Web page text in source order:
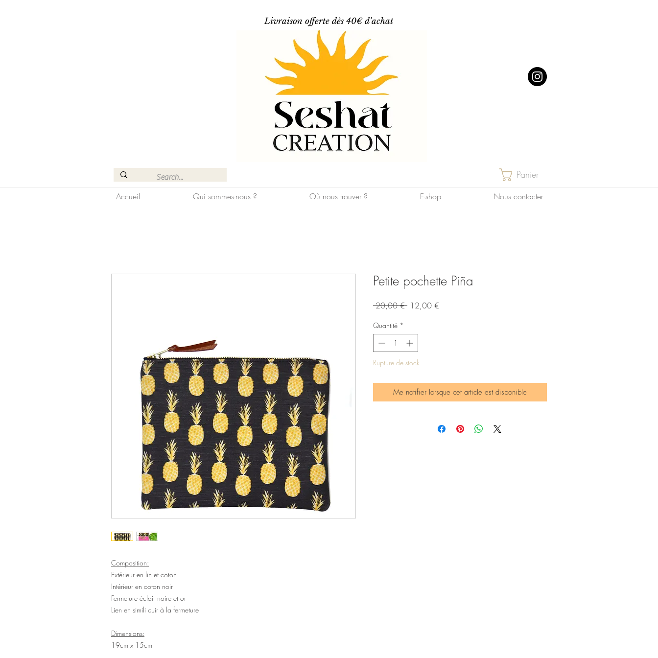
Livraison offerte dès 40€ d'achat
Panier
Accueil Qui sommes-nous ? Où nous trouver ? E-shop Nous contacter
Composition:
Extérieur en lin et coton
Intérieur en coton noir
Fermeture éclair noire et or
Lien en simili cuir à la fermeture
Dimensions:
19cm x 15cm
Petite pochette Piña
20,00 € Prix
12,00 €
Quantité *
Rupture de stock
Me notifier lorsque cet article est disponible